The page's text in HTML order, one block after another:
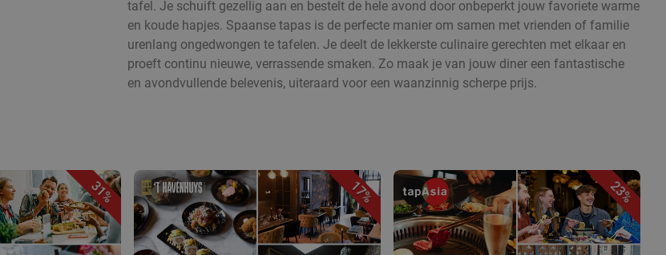
tafel. Je schuift gezellig aan en bestelt de hele avond door onbeperkt jouw favoriete warme
en koude hapjes. Spaanse tapas is de perfecte manier om samen met vrienden of familie
urenlang ongedwongen te tafelen. Je deelt de lekkerste culinaire gerechten met elkaar en
proeft continu nieuwe, verrassende smaken. Zo maak je van jouw diner een fantastische
en avondvullende belevenis, uiteraard voor een waanzinnig scherpe prijs.
31% 17% 23%